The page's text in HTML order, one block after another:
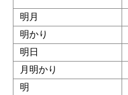
明月
明かり
明日
月明かり
明